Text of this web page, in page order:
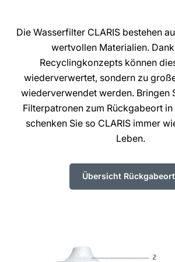
Die Wasserfilter CLARIS bestehen
wertvollen Materialien.
Recyclingkonzepts können
wiederverwertet, sondern zu
wiederverwendet werden. Bringen
Filterpatronen zum Rückgabeort in
schenken Sie so CLARIS immer
Leben.
Übersicht